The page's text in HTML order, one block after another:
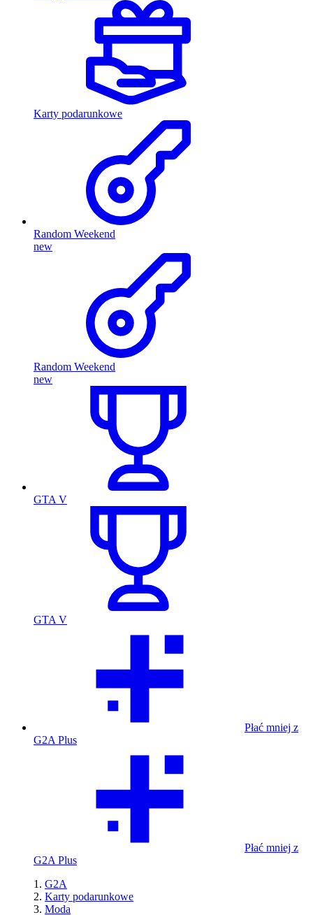
Karty podarunkowe
Random Weekend
new
Random Weekend
new
GTA V
GTA V
Płać mniej z
G2A Plus
Płać mniej z
G2A Plus
G2A
Karty podarunkowe
Moda